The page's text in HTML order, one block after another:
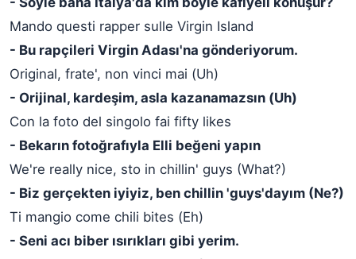
Mando questi rapper sulle Virgin Island
- Bu rapçileri Virgin Adası'na gönderiyorum.
Original, frate', non vinci mai (Uh)
- Orijinal, kardeşim, asla kazanamazsın (Uh)
Con la foto del singolo fai fifty likes
- Bekarın fotoğrafıyla Elli beğeni yapın
We're really nice, sto in chillin' guys (What?)
- Biz gerçekten iyiyiz, ben chillin 'guys'dayım (Ne?)
Ti mangio come chili bites (Eh)
- Seni acı biber ısırıkları gibi yerim.